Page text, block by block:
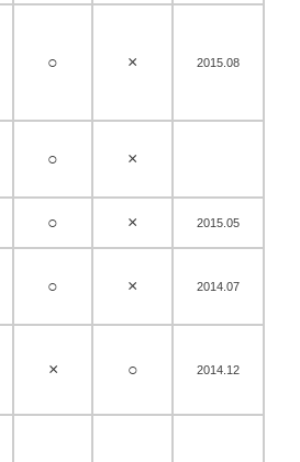
○ × 2015.08
○ ×
○ × 2015.05
○ × 2014.07
× ○ 2014.12